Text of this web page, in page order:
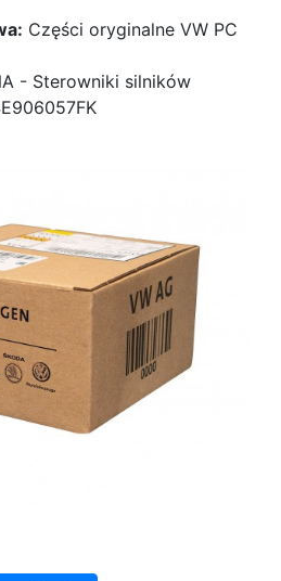
Części oryginalne VW PC
- Sterowniki silników